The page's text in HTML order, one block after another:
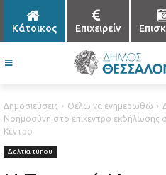
Κάτοικος Επιχειρείν
Δημοσιεύσεις Θέλω να ενημερωθώ
Νοημοσύνη στο επίκεντρο εκδήλωσης
Κέντρο
Δελτία τύπου